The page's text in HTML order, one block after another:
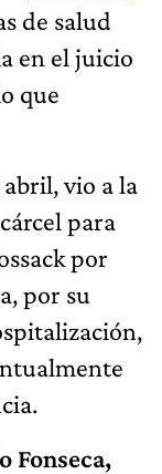
de salud
en el juicio
que
vio a la
para
por
por su
Fonseca,